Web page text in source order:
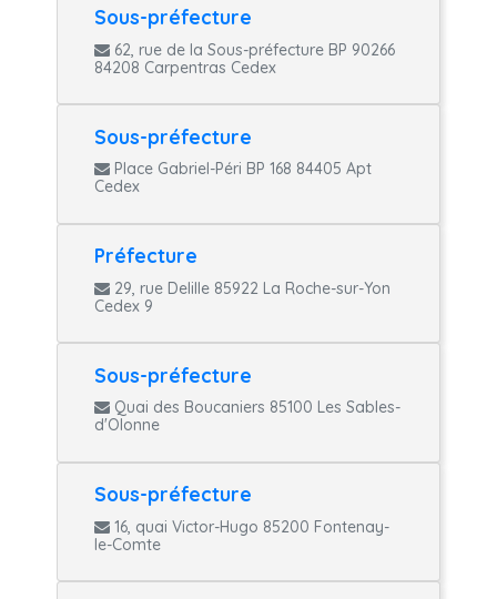
Sous-préfecture
62, rue de la Sous-préfecture BP 90266
84208 Carpentras Cedex
Sous-préfecture
Place Gabriel-Péri BP 168 84405 Apt
Cedex
Préfecture
29, rue Delille 85922 La Roche-sur-Yon
Cedex 9
Sous-préfecture
Quai des Boucaniers 85100 Les Sables-
d'Olonne
Sous-préfecture
16, quai Victor-Hugo 85200 Fontenay-
le-Comte